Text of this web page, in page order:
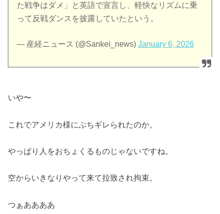
た戦争はダメ」と英語で宣言し、軽快なリズムに乗
って反戦ダンスを披露していたという。
— 産経ニュース (@Sankei_news)January 6, 2026
いや〜
これでアメリカ様にぶちギレられたのか。
やっぱり人をおちょくるものじゃないですね。
空からいきなりやって来て拉致され拘束。
つぁああああ